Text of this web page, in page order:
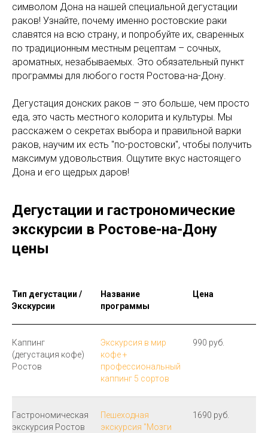
символом Дона на нашей специальной дегустации
раков! Узнайте, почему именно ростовские раки
славятся на всю страну, и попробуйте их, сваренных
по традиционным местным рецептам – сочных,
ароматных, незабываемых. Это обязательный пункт
программы для любого гостя Ростова-на-Дону.
Дегустация донских раков – это больше, чем просто
еда, это часть местного колорита и культуры. Мы
расскажем о секретах выбора и правильной варки
раков, научим их есть "по-ростовски", чтобы получить
максимум удовольствия. Ощутите вкус настоящего
Дона и его щедрых даров!
Дегустации и гастрономические
экскурсии в Ростове-на-Дону
цены
Тип дегустации /
Экскурсии
Название
программы
Цена
Каппинг
(дегустация кофе)
Ростов
Экскурсия в мир
кофе +
профессиональный
каппинг 5 сортов
990 руб.
Гастрономическая
экскурсия Ростов
Пешеходная
экскурсия "Мозги
1690 руб.